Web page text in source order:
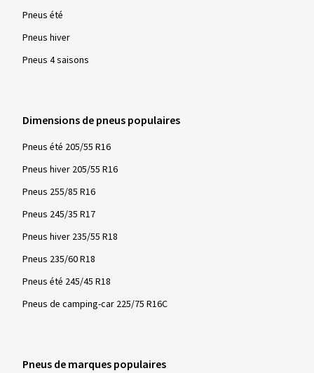
Pneus été
Pneus hiver
Pneus 4 saisons
Dimensions de pneus populaires
Pneus été 205/55 R16
Pneus hiver 205/55 R16
Pneus 255/85 R16
Pneus 245/35 R17
Pneus hiver 235/55 R18
Pneus 235/60 R18
Pneus été 245/45 R18
Pneus de camping-car 225/75 R16C
Pneus de marques populaires